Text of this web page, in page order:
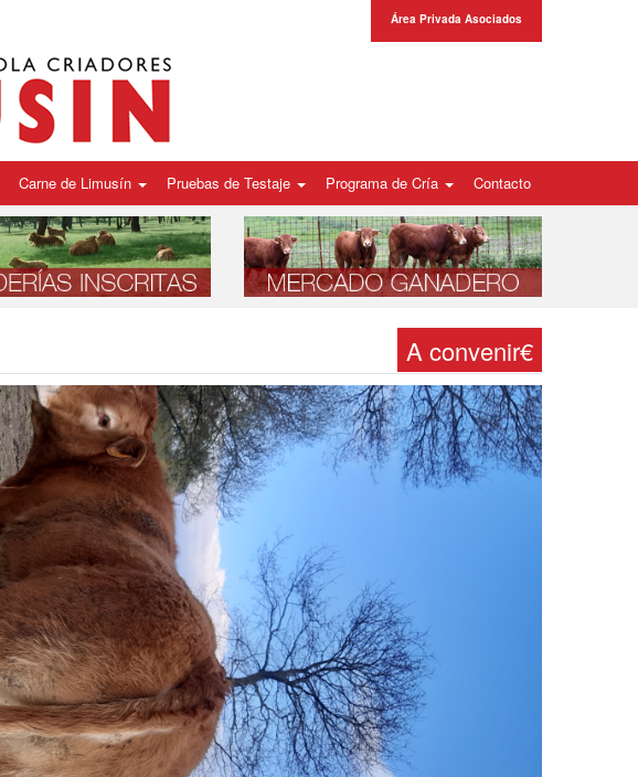
Área Privada Asociados
Carne de Limusín Pruebas de Testaje Programa de Cría Contacto
A convenir€